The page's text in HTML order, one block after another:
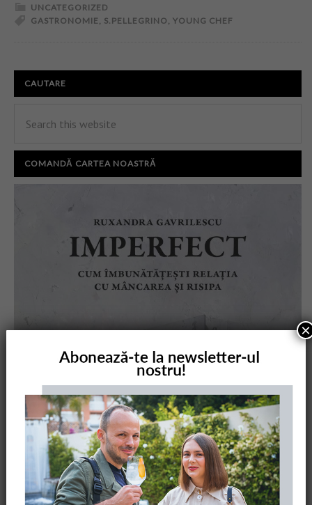
UNCATEGORIZED
GASTRONOMIE
S.PELLEGRINO YOUNG CHEF
CAUTARE
COMANDĂ CARTEA NOASTRĂ
×